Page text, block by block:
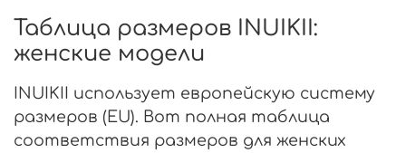
Таблица размеров INUIKII:
женские модели
INUIKII использует европейскую систему
размеров (EU). Вот полная таблица
соответствия размеров для женских